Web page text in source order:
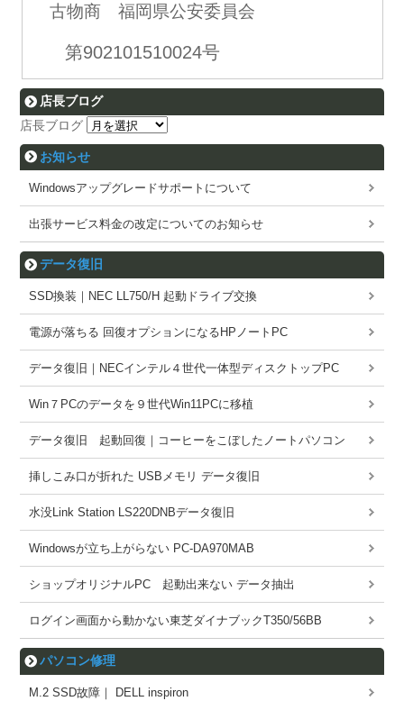
古物商 福岡県公安委員会
第902101510024号
店長ブログ
店長ブログ
お知らせ
Windowsアップグレードサポートについて
出張サービス料金の改定についてのお知らせ
データ復旧
SSD換装｜NEC LL750/H 起動ドライブ交換
電源が落ちる 回復オプションになるHPノートPC
データ復旧｜NECインテル４世代一体型ディスクトップPC
Win７PCのデータを９世代Win11PCに移植
データ復旧 起動回復｜コーヒーをこぼしたノートパソコン
挿しこみ口が折れた USBメモリ データ復旧
水没Link Station LS220DNBデータ復旧
Windowsが立ち上がらない PC-DA970MAB
ショップオリジナルPC 起動出来ない データ抽出
ログイン画面から動かない東芝ダイナブックT350/56BB
パソコン修理
M.2 SSD故障｜ DELL inspiron